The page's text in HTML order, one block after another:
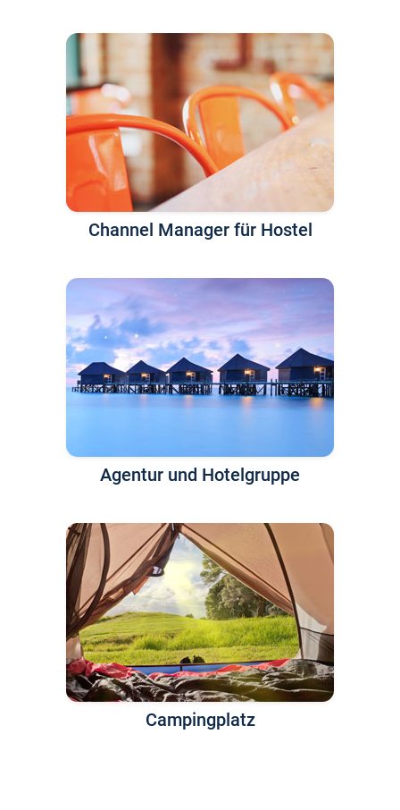
Channel Manager für Hostel
Agentur und Hotelgruppe
Campingplatz